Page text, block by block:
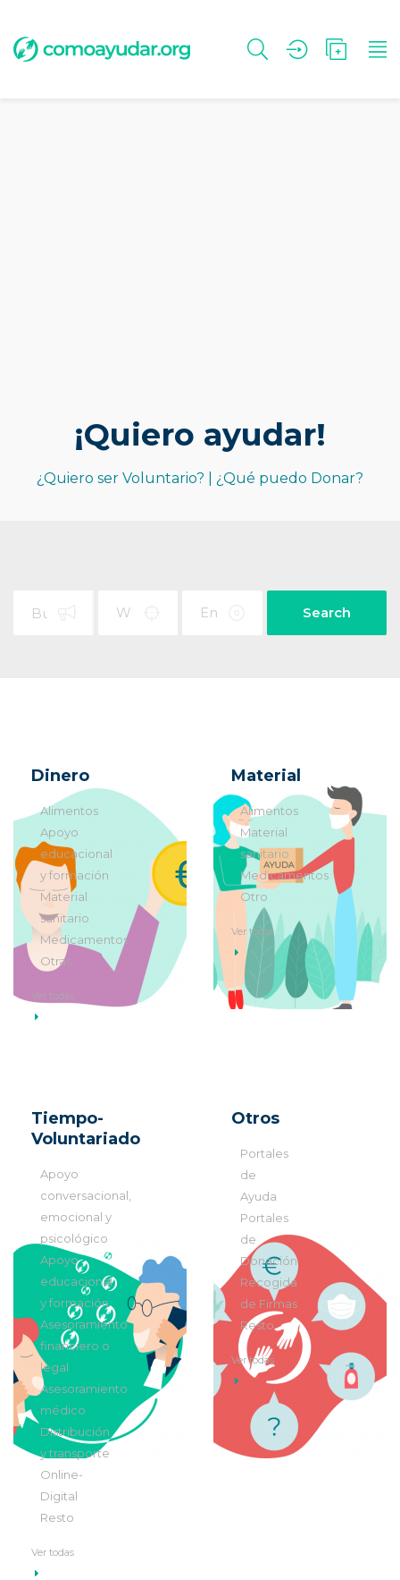
¡Quiero ayudar!
¿Quiero ser Voluntario? | ¿Qué puedo Donar?
Search
Dinero
Alimentos
Apoyo
educacional
y formación
Material
sanitario
Medicamentos
Otras
Ver todas
Material
Alimentos
Material
sanitario
Medicamentos
Otro
Ver todas
Tiempo-
Voluntariado
Apoyo
conversacional,
emocional y
psicológico
Apoyo
educacional
y formación
Asesoramiento
financiero o
legal
Asesoramiento
médico
Distribución
y transporte
Online-
Digital
Resto
Ver todas
Otros
Portales
de
Ayuda
Portales
de
Donación
Recogida
de Firmas
Resto
Ver todas